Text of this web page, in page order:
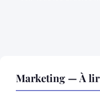
Marketing — À